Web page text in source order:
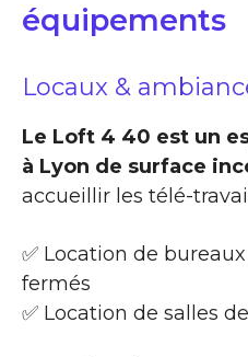
équipements
Locaux &
Le Loft 4 40 est un
à Lyon de surface
accueillir les télé-
✅ Location de
fermés
✅ Location de salles